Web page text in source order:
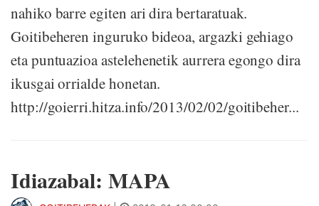
nahiko barre egiten ari dira bertaratuak.
Goitibeheren inguruko bideoa, argazki gehiago
eta puntuazioa astelehenetik aurrera egongo dira
ikusgai orrialde honetan.
http://goierri.hitza.info/2013/02/02/goitibeher...
Idiazabal: MAPA